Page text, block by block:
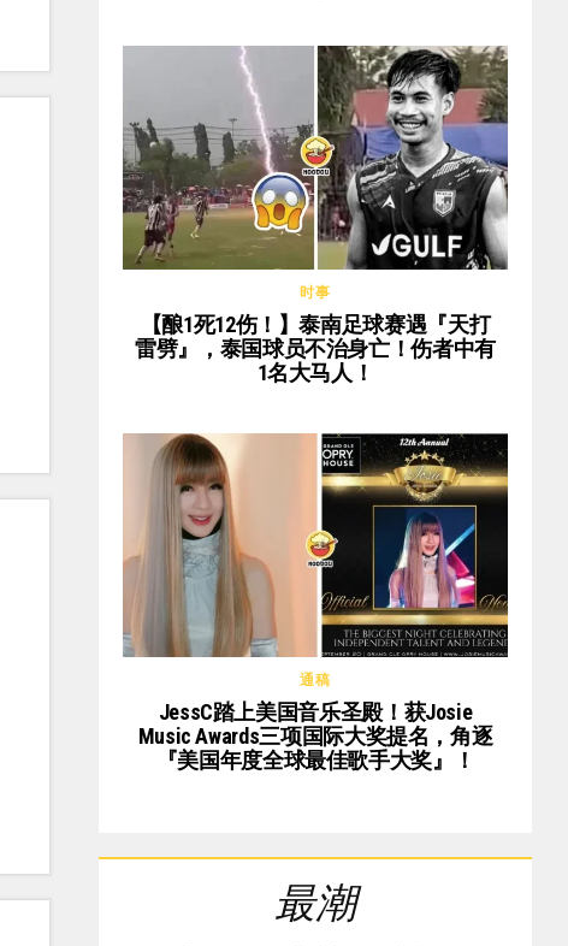
时事
【酿1死12伤！】泰南足球赛遇『天打
雷劈』，泰国球员不治身亡！伤者中有
1名大马人！
通稿
JessC踏上美国音乐圣殿！获Josie
Music Awards三项国际大奖提名，角逐
『美国年度全球最佳歌手大奖』！
最潮